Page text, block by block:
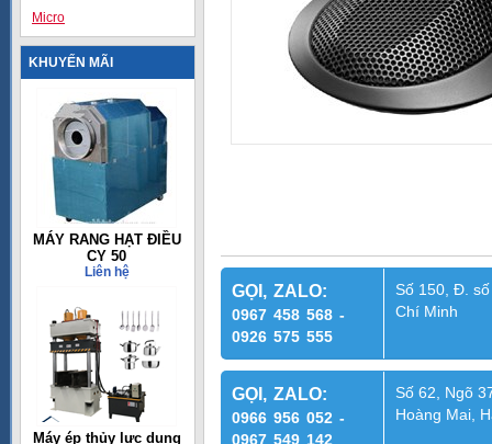
Micro
KHUYẾN MÃI
MÁY RANG HẠT ĐIỀU
CY 50
Liên hệ
Máy ép thủy lực dụng
GỌI, ZALO:
0967 458 568 -
0926 575 555
Số 150, Đ.
Chí Minh
GỌI, ZALO:
0966 956 052 -
0967 549 142
Số 62, Ngõ
Hoàng Mai,